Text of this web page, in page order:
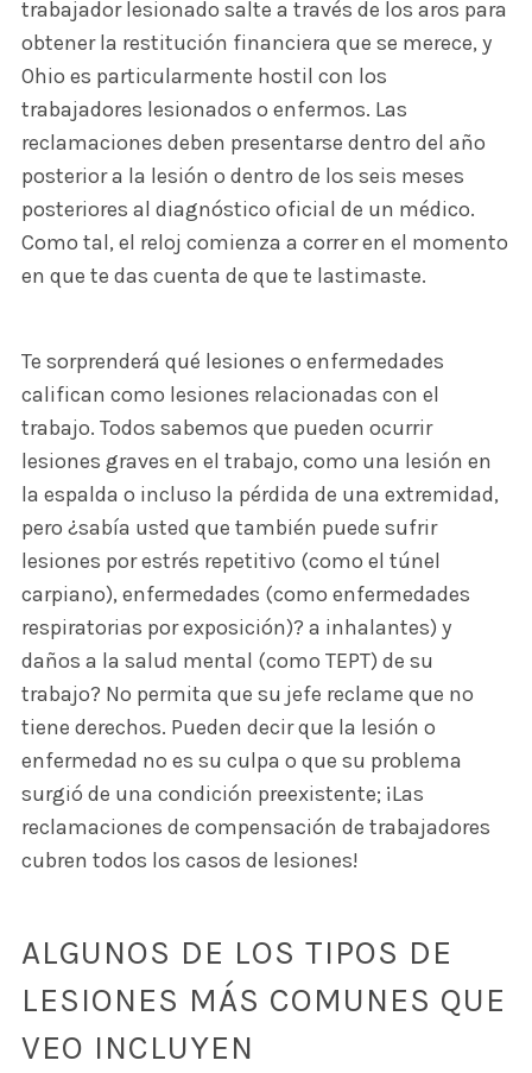
trabajador lesionado salte a través de los aros para
obtener la restitución financiera que se merece, y
Ohio es particularmente hostil con los
trabajadores lesionados o enfermos. Las
reclamaciones deben presentarse dentro del año
posterior a la lesión o dentro de los seis meses
posteriores al diagnóstico oficial de un médico.
Como tal, el reloj comienza a correr en el momento
en que te das cuenta de que te lastimaste.
Te sorprenderá qué lesiones o enfermedades
califican como lesiones relacionadas con el
trabajo. Todos sabemos que pueden ocurrir
lesiones graves en el trabajo, como una lesión en
la espalda o incluso la pérdida de una extremidad,
pero ¿sabía usted que también puede sufrir
lesiones por estrés repetitivo (como el túnel
carpiano), enfermedades (como enfermedades
respiratorias por exposición)? a inhalantes) y
daños a la salud mental (como TEPT) de su
trabajo? No permita que su jefe reclame que no
tiene derechos. Pueden decir que la lesión o
enfermedad no es su culpa o que su problema
surgió de una condición preexistente; ¡Las
reclamaciones de compensación de trabajadores
cubren todos los casos de lesiones!
ALGUNOS DE LOS TIPOS DE
LESIONES MÁS COMUNES QUE
VEO INCLUYEN